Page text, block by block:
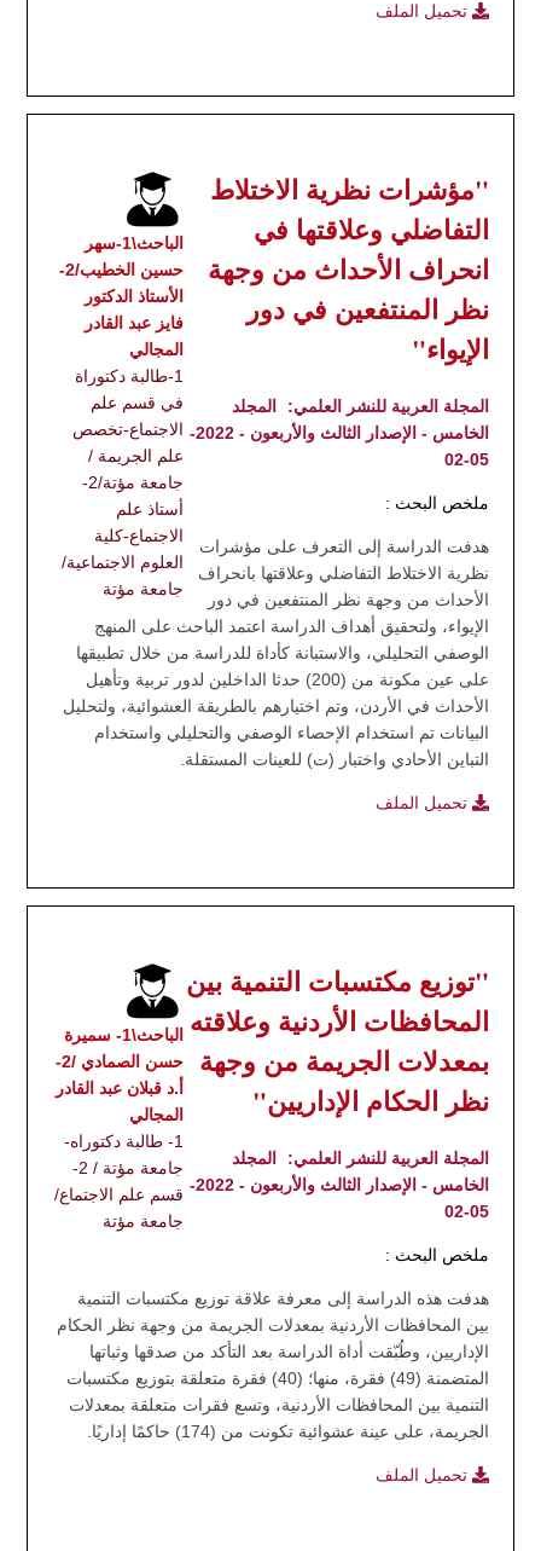
تحميل الملف
الباحث\1-سهر
حسين الخطيب/2-
الأستاذ الدكتور
فايز عبد القادر
المجالي
1-طالبة دكتوراة
في قسم علم
الاجتماع-تخصص
علم الجريمة /
جامعة مؤتة/2-
أستاذ علم
الاجتماع-كلية
العلوم الاجتماعية/
جامعة مؤتة
"مؤشرات نظرية الاختلاط
التفاضلي وعلاقتها في
انحراف الأحداث من وجهة
نظر المنتفعين في دور
الإيواء"
المجلة العربية للنشر العلمي:
المجلد
الخامس - الإصدار الثالث والأربعون - 2022-
05-02
ملخص البحث :
هدفت الدراسة إلى التعرف على مؤشرات
نظرية الاختلاط التفاضلي وعلاقتها بانحراف
الأحداث من وجهة نظر المنتفعين في دور
الإيواء، ولتحقيق أهداف الدراسة اعتمد الباحث على المنهج
الوصفي التحليلي، والاستبانة كأداة للدراسة من خلال تطبيقها
على عين مكونة من (200) حدثا الداخلين لدور تربية وتأهيل
الأحداث في الأردن، وتم اختيارهم بالطريقة العشوائية، ولتحليل
البيانات تم استخدام الإحصاء الوصفي والتحليلي واستخدام
التباين الأحادي واختبار (ت) للعينات المستقلة.
تحميل الملف
الباحث\1- سميرة
حسن الصمادي /2-
أ.د قبلان عبد القادر
المجالي
1- طالبة دكتوراه-
جامعة مؤتة / 2-
قسم علم الاجتماع/
جامعة مؤتة
"توزيع مكتسبات التنمية بين
المحافظات الأردنية وعلاقته
بمعدلات الجريمة من وجهة
نظر الحكام الإداريين"
المجلة العربية للنشر العلمي:
المجلد
الخامس - الإصدار الثالث والأربعون - 2022-
05-02
ملخص البحث :
هدفت هذه الدراسة إلى معرفة علاقة توزيع مكتسبات التنمية
بين المحافظات الأردنية بمعدلات الجريمة من وجهة نظر الحكام
الإداريين، وطُبّقت أداة الدراسة بعد التأكد من صدقها وثباتها
المتضمنة (49) فقرة، منها؛ (40) فقرة متعلقة بتوزيع مكتسبات
التنمية بين المحافظات الأردنية، وتسع فقرات متعلقة بمعدلات
الجريمة، على عينة عشوائية تكونت من (174) حاكمًا إداريًا.
تحميل الملف